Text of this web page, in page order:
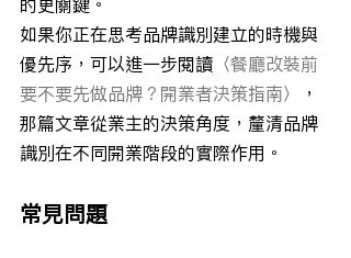
如果你正在思考品牌識別建立的時機與
優先序，可以進一步閱讀 〈餐廳改裝前
要不要先做品牌？開業者決策指南〉
，
那篇文章從業主的決策角度，釐清品牌
識別在不同開業階段的實際作用。
常見問題